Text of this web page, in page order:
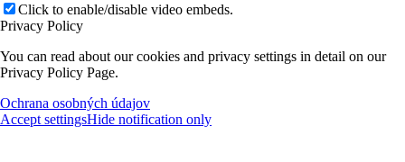
Click to enable/disable video embeds.
Privacy Policy
You can read about our cookies and privacy settings in detail on our
Privacy Policy Page.
Ochrana osobných údajov
Accept settingsHide notification only